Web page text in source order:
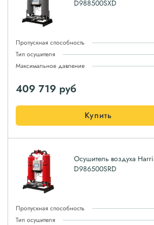
D988500SXD
Пропускная способность
Тип осушителя
Максимальное давление
409 719 руб
Купить
Осушитель воздуха
D986500SRD
Пропускная способность
Тип осушителя